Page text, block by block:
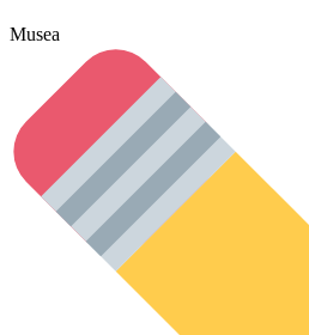
Musea